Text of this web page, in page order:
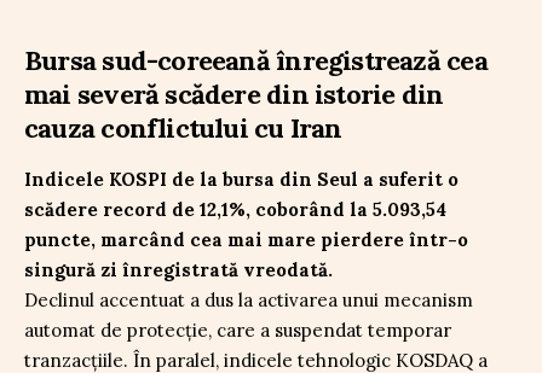
Bursa sud-coreeană înregistrează cea
mai severă scădere din istorie din
cauza conflictului cu Iran
Indicele KOSPI de la bursa din Seul a suferit o
scădere record de 12,1%, coborând la 5.093,54
puncte, marcând cea mai mare pierdere într-o
singură zi înregistrată vreodată.
Declinul accentuat a dus la activarea unui mecanism
automat de protecție, care a suspendat temporar
tranzacțiile. În paralel, indicele tehnologic KOSDAQ a